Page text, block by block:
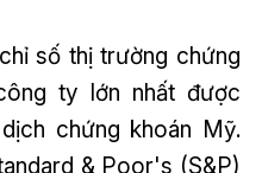
số thị trường chứng
ty lớn nhất được
chứng khoán Mỹ.
& Poor's (S&P)